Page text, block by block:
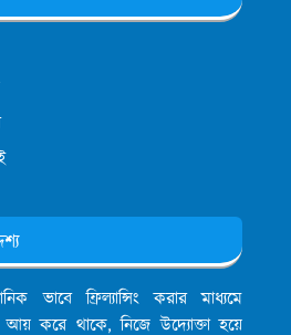
ভাবে ফ্রিল্যান্সিং করার মাধ্যমে
আয় করে থাকে, নিজে উদ্যোক্তা হয়ে